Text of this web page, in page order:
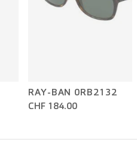
RAY-BAN 0RB2132
CHF 184.00